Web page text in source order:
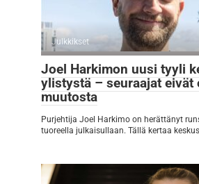
Julkkikset
Joel Harkimon uusi tyyli
ylistystä – seuraajat eivät
muutosta
Purjehtija Joel Harkimo on herättänyt
tuoreella julkaisullaan. Tällä kertaa